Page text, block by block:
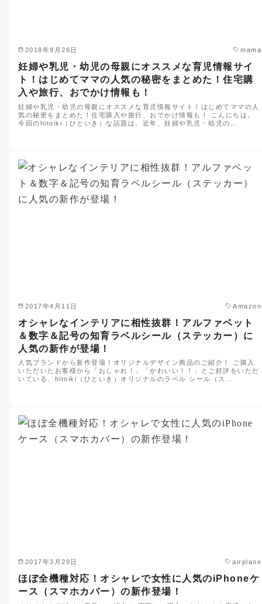
2018年9月26日 mama
妊婦や乳児・幼児の母親にオススメな育児情報サイ
ト！はじめてママの人気の秘密をまとめた！住宅購
入や旅行、おでかけ情報も！
妊婦や乳児・幼児の母親にオススメな育児情報サイト！はじめてママの人
気の秘密をまとめた！住宅購入や旅行、おでかけ情報も！ こんにちは。
今回のhitoiki（ひといき）な話題は、近年、妊婦や乳児・幼児の…
2017年4月11日 Amazon
オシャレなインテリアに相性抜群！アルファベット
＆数字＆記号の知育ラベルシール（ステッカー）に
人気の新作が登場！
人気ブランドから新作登場！オリジナルデザイン商品のご紹介！ ご購入
いただいたお客様から「おしゃれ！」「かわいい！！」とご好評をいただ
いている、hitoiki（ひといき）オリジナルのラベル シール（ス…
2017年3月29日 airplane
ほぼ全機種対応！オシャレで女性に人気のiPhoneケ
ース（スマホカバー）の新作登場！